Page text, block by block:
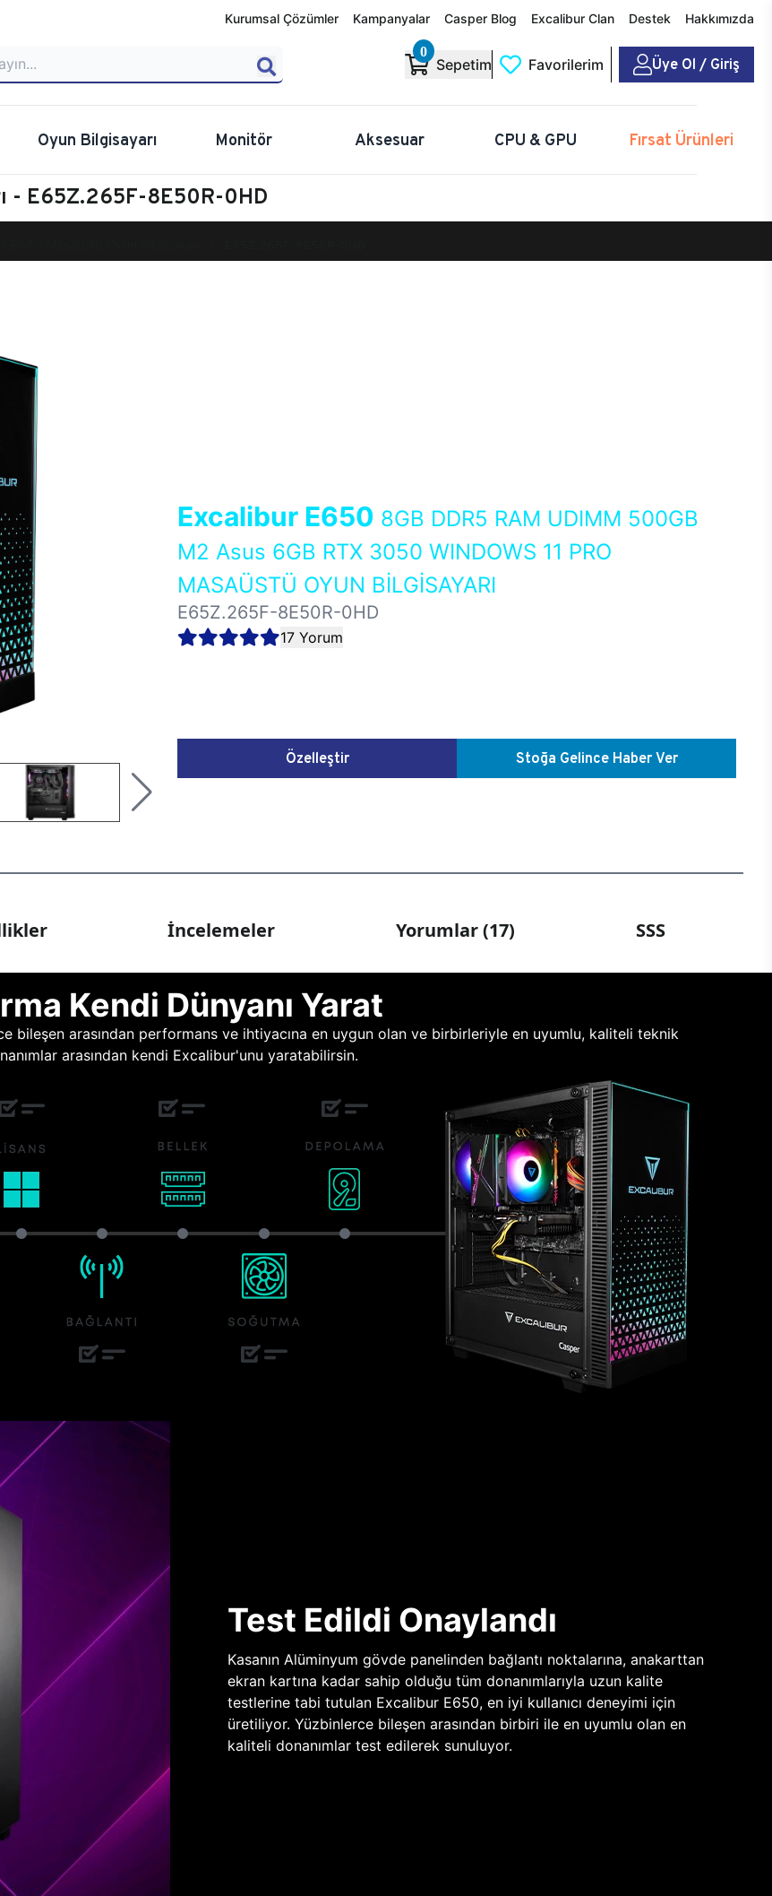
Kurumsal Çözümler Kampanyalar Casper Blog Excalibur Clan Destek Hakkımızda
0
Sepetim Favorilerim Üye Ol / Giriş
Oyun Bilgisayarı Monitör Aksesuar CPU & GPU Fırsat Ürünleri
- E65Z.265F-8E50R-0HD
Excalibur E650 8GB DDR5 RAM UDIMM 500GB
M2 Asus 6GB RTX 3050 WINDOWS 11 PRO
MASAÜSTÜ OYUN BİLGİSAYARI
E65Z.265F-8E50R-0HD
17 Yorum
Özelleştir Stoğa Gelince Haber Ver
İncelemeler Yorumlar (17) SSS
Kendi Dünyanı Yarat
bileşen arasından performans ve ihtiyacına en uygun olan ve birbirleriyle en uyumlu, kaliteli teknik
arasından kendi Excalibur'unu yaratabilirsin.
Test Edildi Onaylandı
Kasanın Alüminyum gövde panelinden bağlantı noktalarına, anakarttan
ekran kartına kadar sahip olduğu tüm donanımlarıyla uzun kalite
testlerine tabi tutulan Excalibur E650, en iyi kullanıcı deneyimi için
üretiliyor. Yüzbinlerce bileşen arasından birbiri ile en uyumlu olan en
kaliteli donanımlar test edilerek sunuluyor.